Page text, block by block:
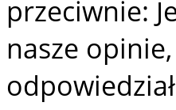
przeciwnie:
nasze